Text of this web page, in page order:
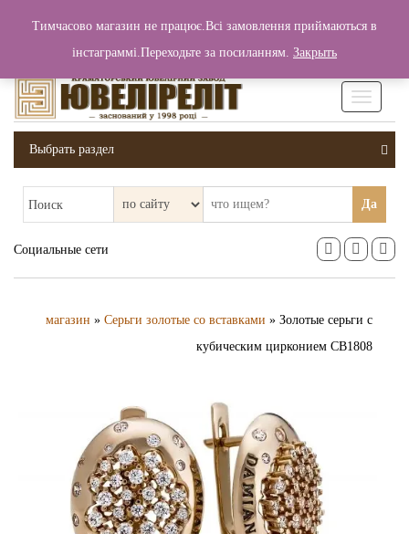
Вход / Регистрация 0 грн.
Выбрать раздел
Поиск Да
Социальные сети
магазин » Серьги золотые со вставками » Золотые серьги с
кубическим цирконием СВ1808
Тимчасово магазин не працює.Всі замовлення приймаються в
інстаграммі.Переходьте за посиланням. Закрыть